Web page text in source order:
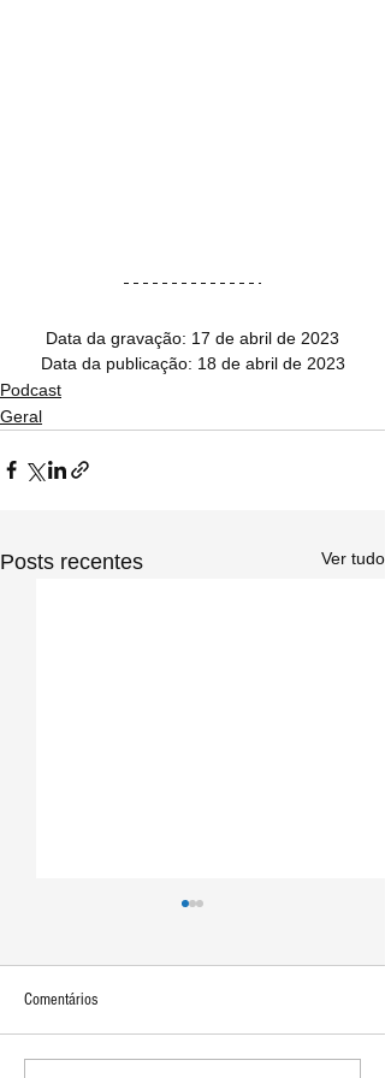
Data da gravação: 17 de abril de 2023
Data da publicação: 18 de abril de 2023
Podcast
Geral
Posts recentes Ver tudo
Comentários